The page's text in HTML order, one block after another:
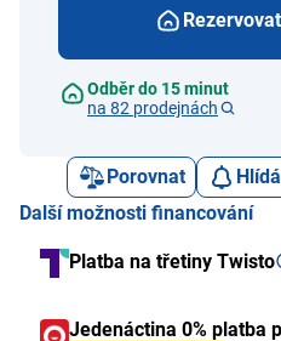
Odběr do 15 minut
na 82 prodejnách
Porovnat
Další možnosti financování
Platba na třetiny Twisto
Jedenáctina 0% platba